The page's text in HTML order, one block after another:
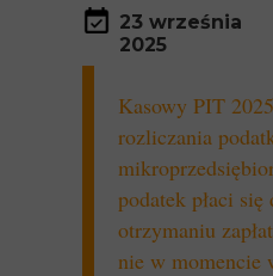
23 września
2025
Kasowy PIT
rozliczania
podatek płaci
otrzymaniu
nie w momencie